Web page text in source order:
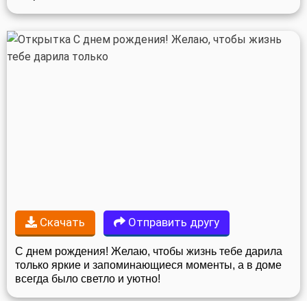
Скачать Отправить другу
С днем рождения! Желаю, чтобы жизнь тебе дарила
только яркие и запоминающиеся моменты, а в доме
всегда было светло и уютно!